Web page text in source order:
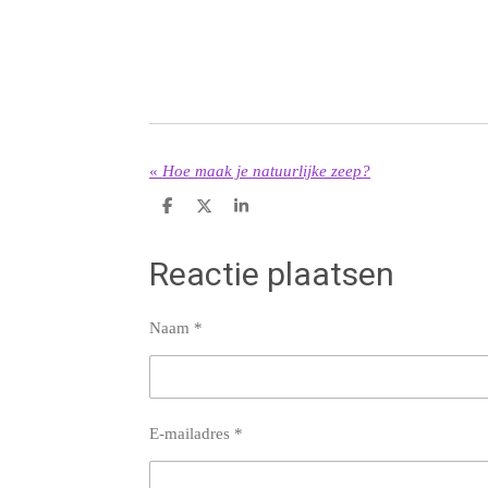
« Hoe maak je natuurlijke zeep?
D
n
D
S
r
e
Reactie plaatsen
Naam *
E-mailadres *